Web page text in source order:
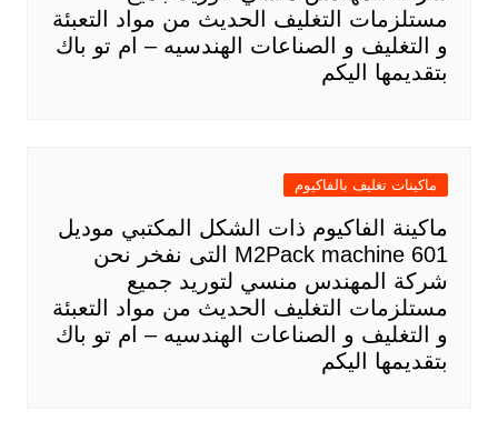
مستلزمات التغليف الحديث من مواد التعبئة
و التغليف و الصناعات الهندسيه – ام تو باك
بتقديمها اليكم
ماكينات تغليف بالفاكيوم
ماكينة الفاكيوم ذات الشكل المكتبي موديل
601 M2Pack machine التى نفخر نحن
شركة المهندس منسي لتوريد جميع
مستلزمات التغليف الحديث من مواد التعبئة
و التغليف و الصناعات الهندسيه – ام تو باك
بتقديمها اليكم